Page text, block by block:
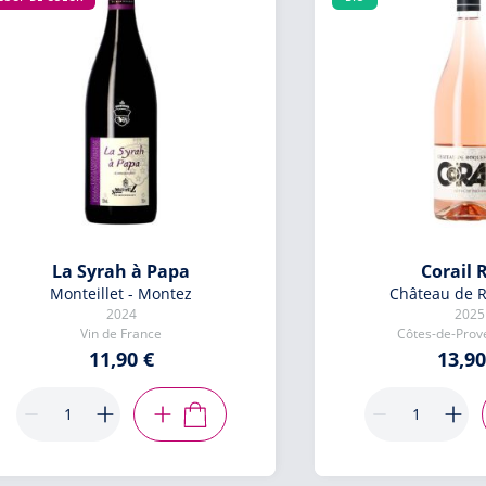
La Syrah à Papa
Monteillet - Montez
2024
Vin de France
11,90 €
AJOUTER AU PANIER
Corail
Château de
2025
Côtes-de-